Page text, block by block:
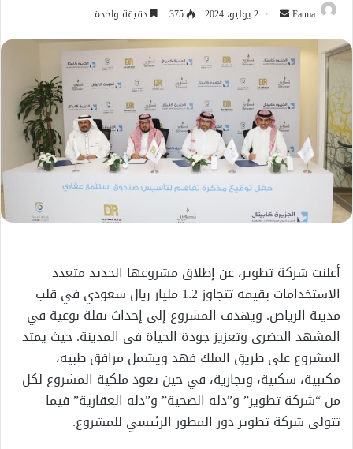
Fatma
أرسل
إلكترونيا
2 يوليو، 2024 375 دقيقة واحدة
أعلنت شركة تطوير، عن إطلاق مشروعها الجديد متعدد
الاستخدامات بقيمة تتجاوز 1.2 مليار ريال سعودي في قلب
مدينة الرياض. ويهدف المشروع إلى إحداث نقلة نوعية في
المشهد الحضري وتعزيز جودة الحياة في المدينة. حيث يمتد
المشروع على طريق الملك فهد ويشمل مرافق طبية،
مكتبية، سكنية، وتجارية، في حين تعود ملكية المشروع لكل
من “شركة تطوير” و”دله الصحية” و”دله العقارية” فيما
تتولى شركة تطوير دور المطور الرئيسي للمشروع.